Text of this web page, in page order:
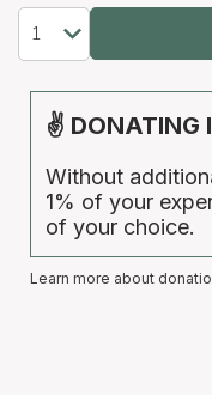
✌ DONATING
Without
1% of your
of your choice.
Learn more about